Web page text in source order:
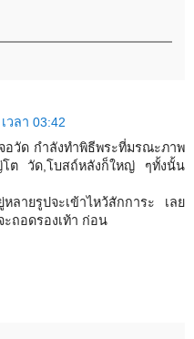
วลา 03:42
อวัด กำลังทำพิธีพระที่มรณะภาพ
โต วัด,โบสถ์หลังก็ใหญ่ ๆทั้งนั้น
ลายรูปจะเข้าไหว้สักการะ เลย
ถอดรองเท้า ก่อน